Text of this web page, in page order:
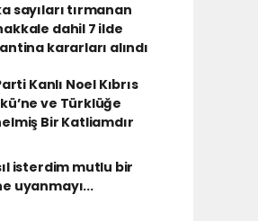
sayıları tırmanan
dahil 7 ilde
kararları alındı
Kanlı Noel Kıbrıs
ve Türklüğe
Bir Katliamdır
isterdim mutlu bir
uyanmayı...